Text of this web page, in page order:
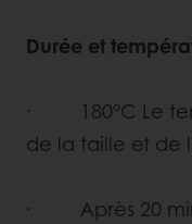
Durée et
· 180°C Le
de la taille et de
· Après 20 min